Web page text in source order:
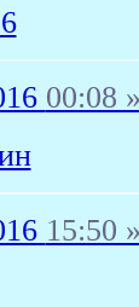
00:08 »
15:50 »